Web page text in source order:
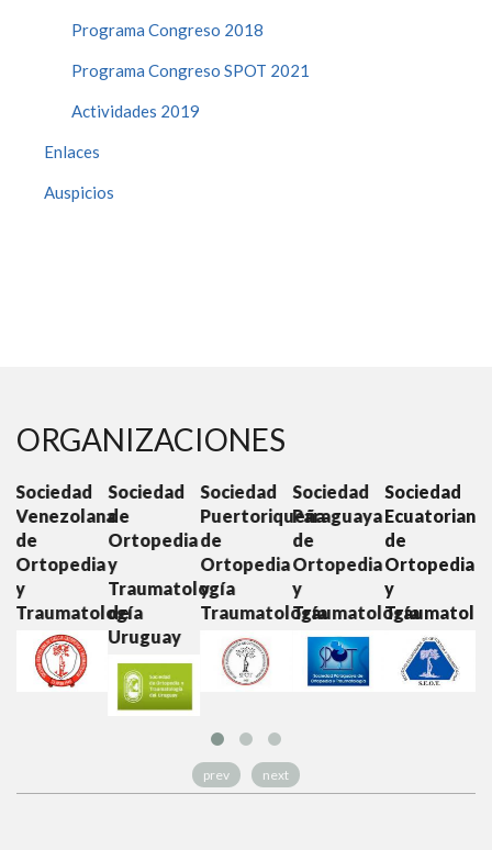
Programa Congreso 2018
Programa Congreso SPOT 2021
Actividades 2019
Enlaces
Auspicios
ORGANIZACIONES
Sociedad
de
Ortopedia
y
Traumatología
de
Uruguay
Sociedad
Puertoriqueña
de
Ortopedia
y
Traumatología
Sociedad
Paraguaya
de
Ortopedia
y
Traumatología
Sociedad
Ecuatoriana
de
Ortopedia
y
Traumatología
Sociedad
de
Ortopedia
y
prev next